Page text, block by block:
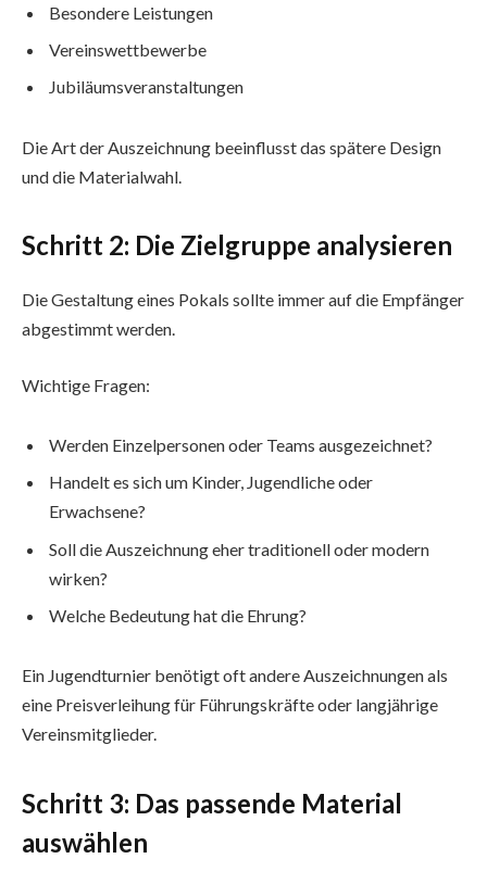
Besondere Leistungen
Vereinswettbewerbe
Jubiläumsveranstaltungen
Die Art der Auszeichnung beeinflusst das spätere Design
und die Materialwahl.
Schritt 2: Die Zielgruppe analysieren
Die Gestaltung eines Pokals sollte immer auf die Empfänger
abgestimmt werden.
Wichtige Fragen:
Werden Einzelpersonen oder Teams ausgezeichnet?
Handelt es sich um Kinder, Jugendliche oder
Erwachsene?
Soll die Auszeichnung eher traditionell oder modern
wirken?
Welche Bedeutung hat die Ehrung?
Ein Jugendturnier benötigt oft andere Auszeichnungen als
eine Preisverleihung für Führungskräfte oder langjährige
Vereinsmitglieder.
Schritt 3: Das passende Material
auswählen